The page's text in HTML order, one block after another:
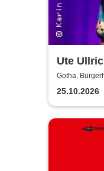
Ute
Gotha,
25.10.2026